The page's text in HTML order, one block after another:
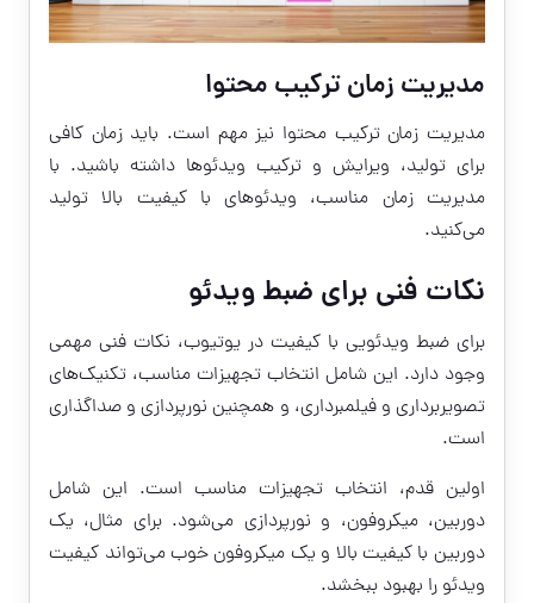
مدیریت زمان ترکیب محتوا
مدیریت زمان ترکیب محتوا نیز مهم است. باید زمان کافی
برای تولید، ویرایش و ترکیب ویدئوها داشته باشید. با
مدیریت زمان مناسب، ویدئوهای با کیفیت بالا تولید
می‌کنید.
نکات فنی برای ضبط ویدئو
برای ضبط ویدئویی با کیفیت در یوتیوب، نکات فنی مهمی
وجود دارد. این شامل انتخاب تجهیزات مناسب، تکنیک‌های
تصویربرداری و فیلمبرداری، و همچنین نورپردازی و صداگذاری
است.
اولین قدم، انتخاب تجهیزات مناسب است. این شامل
دوربین، میکروفون، و نورپردازی می‌شود. برای مثال، یک
دوربین با کیفیت بالا و یک میکروفون خوب می‌تواند کیفیت
ویدئو را بهبود ببخشد.